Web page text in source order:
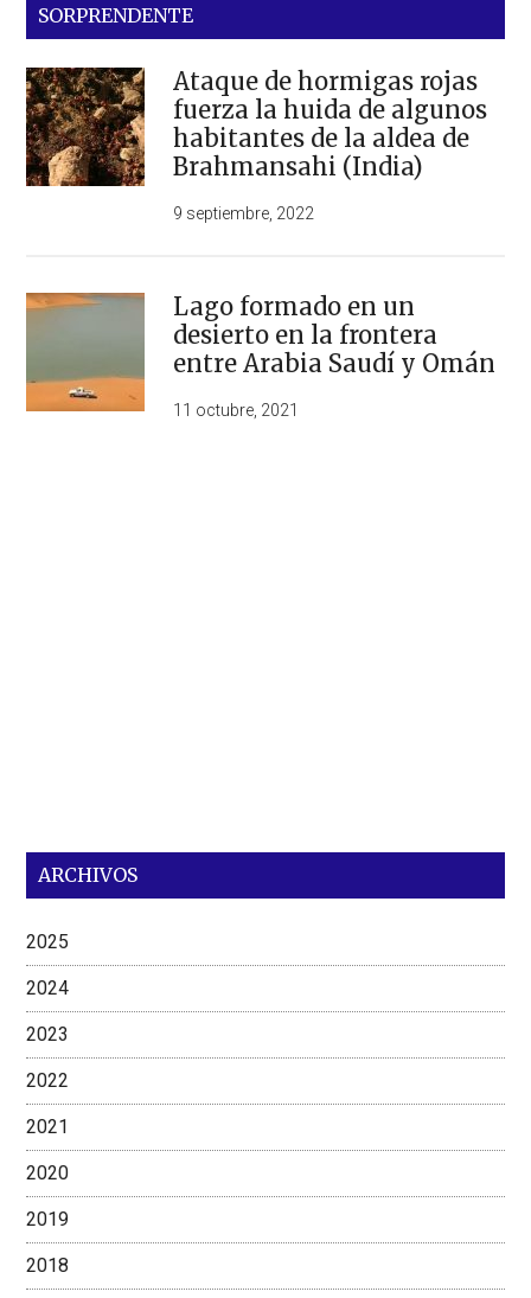
SORPRENDENTE
Ataque de hormigas rojas
fuerza la huida de algunos
habitantes de la aldea de
Brahmansahi (India)
9 septiembre, 2022
Lago formado en un
desierto en la frontera
entre Arabia Saudí y Omán
11 octubre, 2021
ARCHIVOS
2025
2024
2023
2022
2021
2020
2019
2018